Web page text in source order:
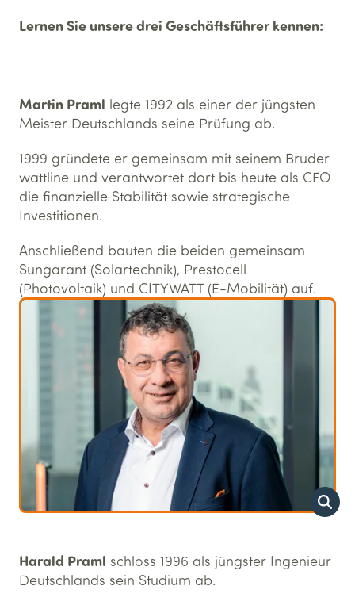
Lernen Sie unsere drei Geschäftsführer kennen:
Martin Praml legte 1992 als einer der jüngsten
Meister Deutschlands seine Prüfung ab.
1999 gründete er gemeinsam mit seinem Bruder
wattline und verantwortet dort bis heute als CFO
die finanzielle Stabilität sowie strategische
Investitionen.
Anschließend bauten die beiden gemeinsam
Sungarant (Solartechnik), Prestocell
(Photovoltaik) und CITYWATT (E-Mobilität) auf.
Harald Praml schloss 1996 als jüngster Ingenieur
Deutschlands sein Studium ab.